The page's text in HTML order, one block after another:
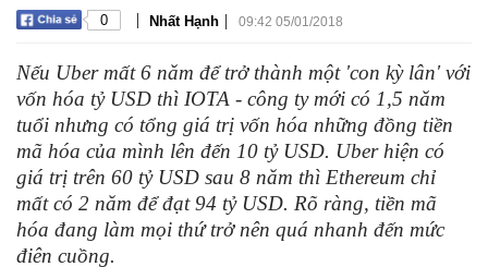
0 | Nhất Hạnh | 09:42 05/01/2018
Nếu Uber mất 6 năm để trở thành một 'con kỳ lân' với
vốn hóa tỷ USD thì IOTA - công ty mới có 1,5 năm
tuổi nhưng có tổng giá trị vốn hóa những đồng tiền
mã hóa của mình lên đến 10 tỷ USD. Uber hiện có
giá trị trên 60 tỷ USD sau 8 năm thì Ethereum chỉ
mất có 2 năm để đạt 94 tỷ USD. Rõ ràng, tiền mã
hóa đang làm mọi thứ trở nên quá nhanh đến mức
điên cuồng.